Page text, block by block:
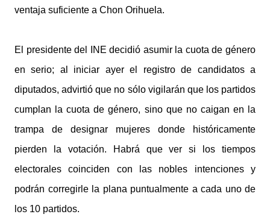
ventaja suficiente a Chon Orihuela.
El presidente del INE decidió asumir la cuota de género
en serio; al iniciar ayer el registro de candidatos a
diputados, advirtió que no sólo vigilarán que los partidos
cumplan la cuota de género, sino que no caigan en la
trampa de designar mujeres donde históricamente
pierden la votación. Habrá que ver si los tiempos
electorales coinciden con las nobles intenciones y
podrán corregirle la plana puntualmente a cada uno de
los 10 partidos.